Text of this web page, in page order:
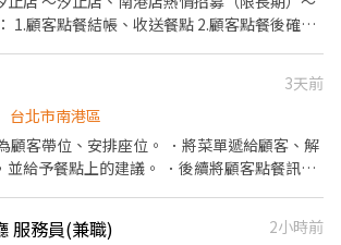
好友獎金 $600/人 📆 國定假日上班享雙倍薪資
：https://lin.ee/8rsUSDv 🤟 留言「姓名＋
他職缺，可以到我的
多的職缺喔♬ My Threads：tsaipei_ruby
別害羞❌別害怕❌找工作聯繫我⭕
潔 4.離峰時的清潔維護 5.食材保存期限管理 6.
港店:台北市南港區經
Lalaport) 汐止店:新北市汐止區新台五路一段
間安排
，另有其他職務職缺，歡迎詢問 【品
3天前
台北市南港區
顧客帶位、安排座位。 ．將菜單遞給顧客、解
並給予餐點上的建議。 ．後續將顧客點餐訊息
備工作與其他餐廳相關事務。 ．負責洗、剝、
服務員(兼職)
2小時前